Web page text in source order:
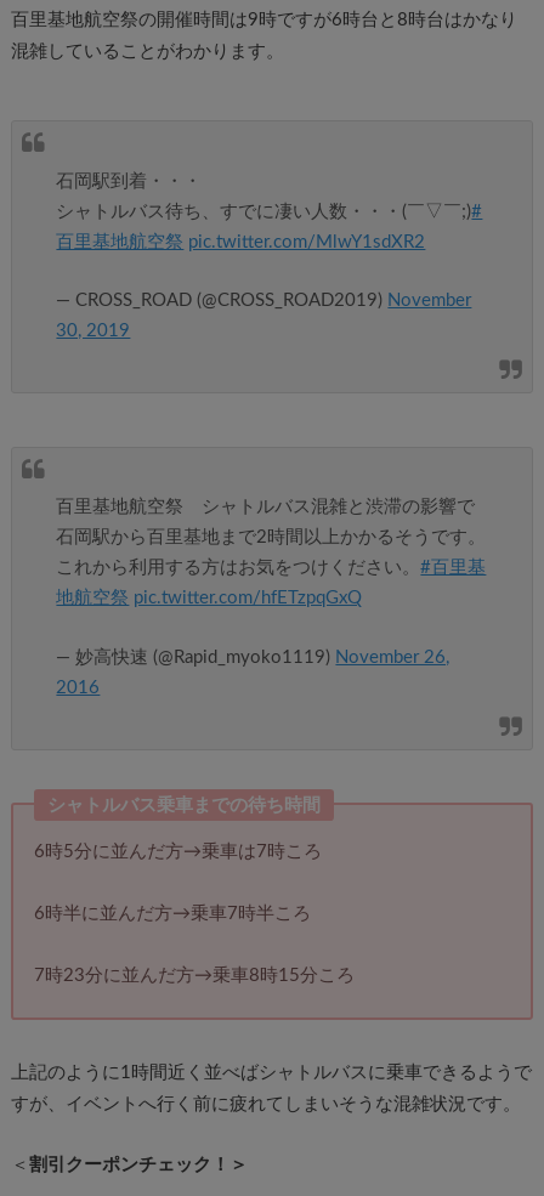
百里基地航空祭の開催時間は9時ですが6時台と8時台はかなり
混雑していることがわかります。
石岡駅到着・・・
シャトルバス待ち、すでに凄い人数・・・(￣▽￣;)#
百里基地航空祭 pic.twitter.com/MlwY1sdXR2
— CROSS_ROAD (@CROSS_ROAD2019) November
30, 2019
百里基地航空祭 シャトルバス混雑と渋滞の影響で
石岡駅から百里基地まで2時間以上かかるそうです。
これから利用する方はお気をつけください。#百里基
地航空祭 pic.twitter.com/hfETzpqGxQ
— 妙高快速 (@Rapid_myoko1119) November 26,
2016
シャトルバス乗車までの待ち時間
6時5分に並んだ方→乗車は7時ころ
6時半に並んだ方→乗車7時半ころ
7時23分に並んだ方→乗車8時15分ころ
上記のように1時間近く並べばシャトルバスに乗車できるようで
すが、イベントへ行く前に疲れてしまいそうな混雑状況です。
＜ 割引クーポンチェック！＞